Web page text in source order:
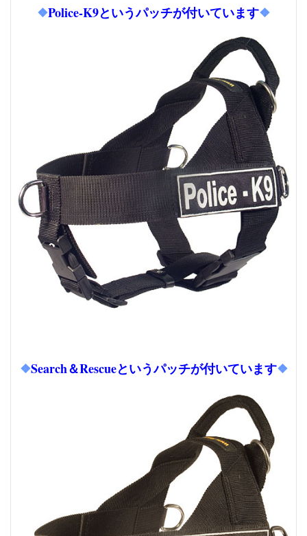
❖Police-K9というパッチが付いています❖
❖Search＆Rescueというパッチが付いています❖